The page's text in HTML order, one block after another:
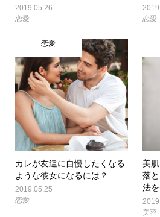
2019.05.26
恋愛
恋愛
恋愛
カレが友達に自慢したくなる
ような彼女になるには？
2019.05.25
恋愛
美
落
法
美容